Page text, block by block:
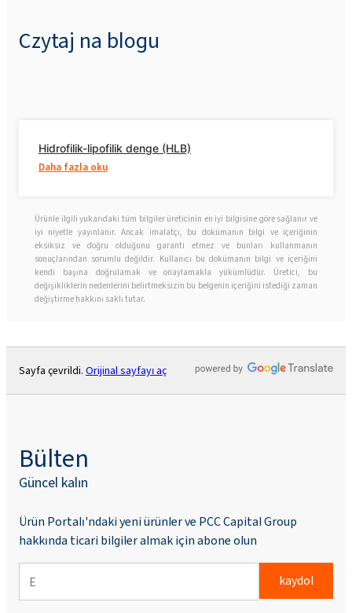
Czytaj na blogu
Hidrofilik-lipofilik denge (HLB)
Daha fazla oku
Ürünle ilgili yukarıdaki tüm bilgiler üreticinin en iyi bilgisine göre sağlanır ve
iyi niyetle yayınlanır. Ancak imalatçı, bu dokümanın bilgi ve içeriğinin
eksiksiz ve doğru olduğunu garanti etmez ve bunları kullanmanın
sonuçlarından sorumlu değildir. Kullanıcı bu dokümanın bilgi ve içeriğini
kendi başına doğrulamak ve onaylamakla yükümlüdür. Üretici, bu
değişikliklerin nedenlerini belirtmeksizin bu belgenin içeriğini istediği zaman
değiştirme hakkını saklı tutar.
Sayfa çevrildi. Orijinal sayfayı aç
Bülten
Güncel kalın
Ürün Portalı'ndaki yeni ürünler ve PCC Capital Group
hakkında ticari bilgiler almak için abone olun
kaydol